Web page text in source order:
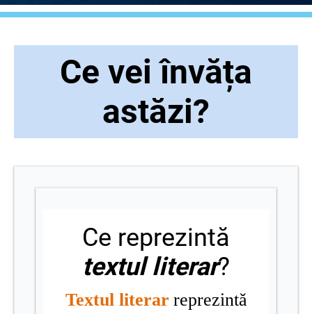
Ce vei învăța
astăzi?
Ce reprezintă
textul literar?
Textul literar reprezintă